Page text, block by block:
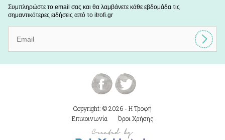
Συμπληρώστε το email σας και θα λαμβάνετε κάθε εβδομάδα τις
σημαντικότερες ειδήσεις από το itrofi.gr
Copyright: © 2026 - Η Τροφή
Επικοινωνία
Όροι Χρήσης